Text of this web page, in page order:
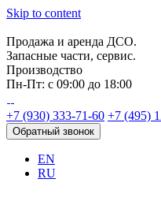
Skip to content
Продажа и аренда ДСО.
Запасные части, сервис.
Производство
Пн-Пт: с 09:00 до 18:00
+7 (930) 333-71-60 +7 (495)
Обратный звонок
EN
RU